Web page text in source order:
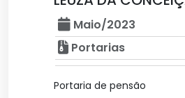
Maio/2023
Portarias
Portaria de pensão